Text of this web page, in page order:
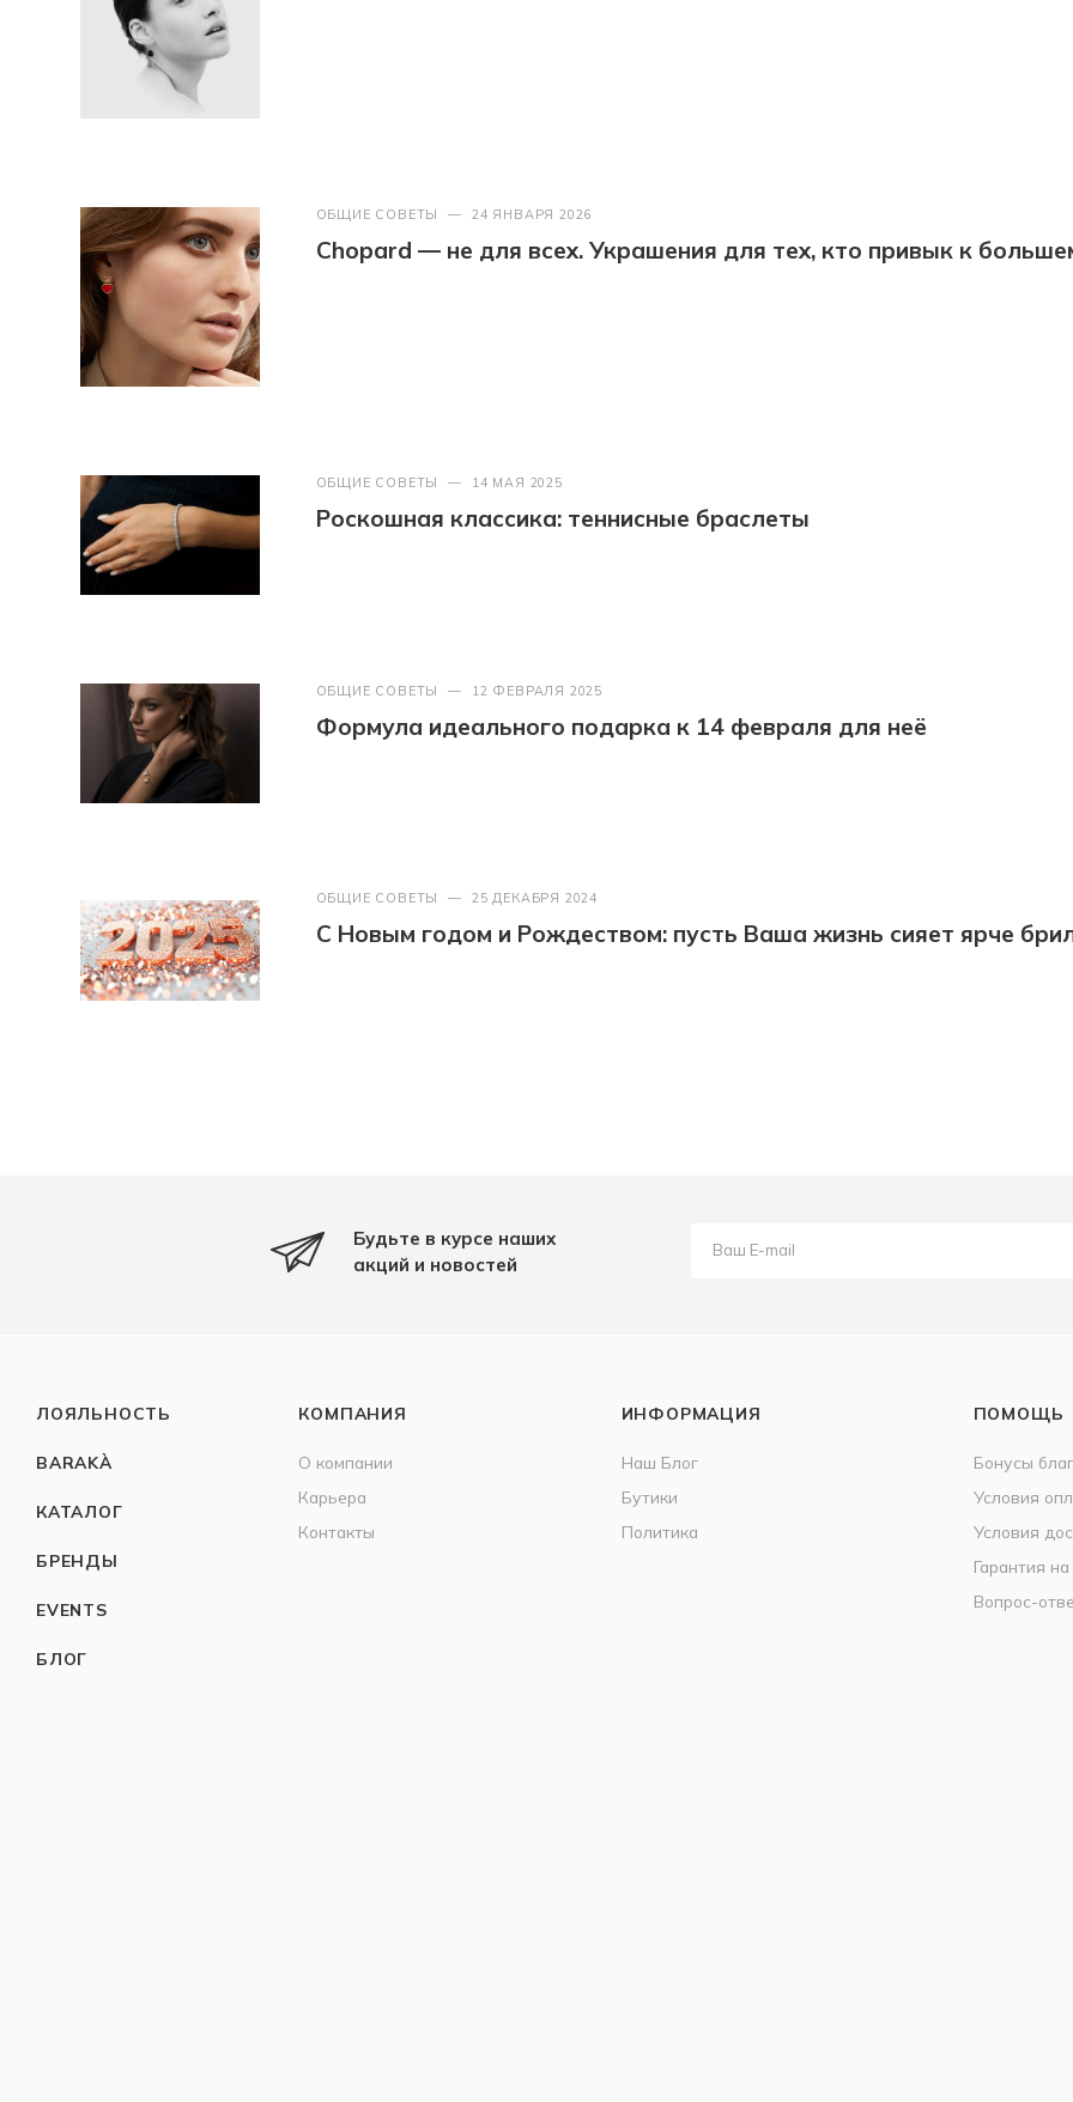
ОБЩИЕ СОВЕТЫ — 24 ЯНВАРЯ 2026
Chopard — не для всех. Украшения для тех, кто привык к
ОБЩИЕ СОВЕТЫ — 14 МАЯ 2025
Роскошная классика: теннисные браслеты
ОБЩИЕ СОВЕТЫ — 12 ФЕВРАЛЯ 2025
Формула идеального подарка к 14 февраля для неё
ОБЩИЕ СОВЕТЫ — 25 ДЕКАБРЯ 2024
С Новым годом и Рождеством: пусть Ваша жизнь сияет ярче
Будьте в курсе наших
акций и новостей
ЛОЯЛЬНОСТЬ
BARAKÀ
КАТАЛОГ
БРЕНДЫ
EVENTS
БЛОГ
КОМПАНИЯ
О компании
Карьера
Контакты
ИНФОРМАЦИЯ
Наш Блог
Бутики
Политика
ПОМОЩЬ
Бонусы
Условия
Условия
Гарантия
Вопрос-